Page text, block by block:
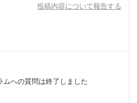
投稿内容について報告する
ムへの質問は終了しました